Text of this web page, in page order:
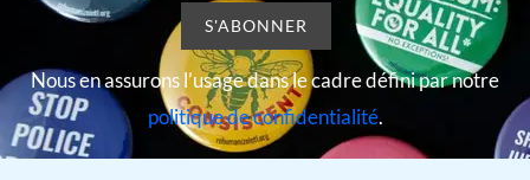
Nous en assurons l’usage dans le cadre défini par notre
politique de confidentialité.